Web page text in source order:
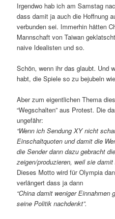
Irgendwo hab ich am Samstag
dass damit ja auch die Hoffnung
verbunden sei. Immerhin hätten
Mannschaft von Taiwan
naive Idealisten und so.
Schön, wenn ihr das glaubt. Und
habt, die Spiele so zu bejubeln
Aber zum eigentlichen Thema
“Wegschalten” aus Protest. Die
ungefähr:
“Wenn ich Sendung XY nicht
Einschaltquoten und damit die
die Sender dann dazu gebracht
zeigen/produzieren, weil sie damit
Dieses Motto wird für Olympia
verlängert dass ja dann
“China damit weniger Einnahmen
seine Politik nachdenkt”.